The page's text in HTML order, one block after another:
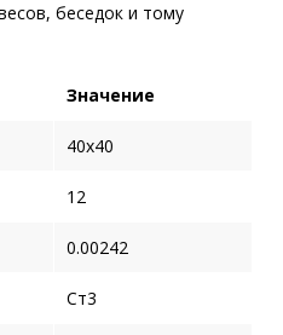
беседок и тому
Значение
40x40
12
0.00242
Ст3